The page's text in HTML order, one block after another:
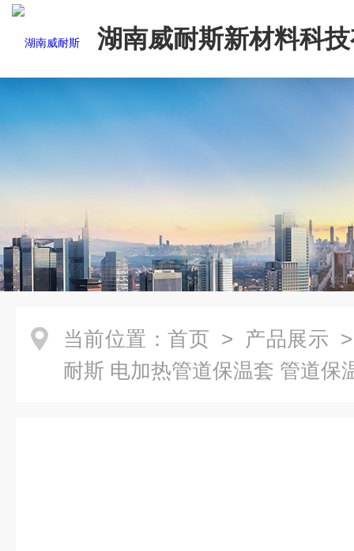
湖南威耐斯新材料科
司
当前位置： 首页 > 产品展示
耐斯 电加热管道保温套 管道保